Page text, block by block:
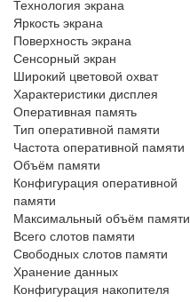
Технология экрана
Яркость экрана
Поверхность экрана
Сенсорный экран
Широкий цветовой охват
Характеристики дисплея
Оперативная память
Тип оперативной памяти
Частота оперативной памяти
Объём памяти
Конфигурация оперативной
памяти
Максимальный объём памяти
Всего слотов памяти
Свободных слотов памяти
Хранение данных
Конфигурация накопителя